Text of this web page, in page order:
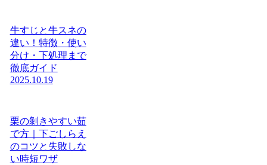
牛すじと牛スネの
違い！特徴・使い
分け・下処理まで
徹底ガイド
2025.10.19
栗の剝きやすい茹
で方｜下ごしらえ
のコツと失敗しな
い時短ワザ